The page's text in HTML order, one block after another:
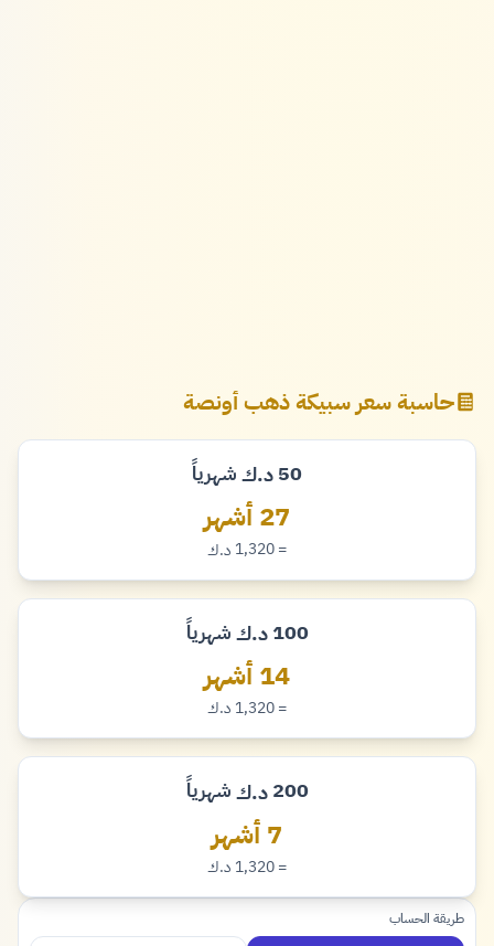
حاسبة سعر سبيكة ذهب أونصة
50
دينار
د.كشهرياً
27 أشهر
= 1,320 دينار
د.ك
100
دينار
د.كشهرياً
14 أشهر
= 1,320 دينار
د.ك
200
دينار
د.كشهرياً
7 أشهر
= 1,320 دينار
د.ك
طريقة الحساب